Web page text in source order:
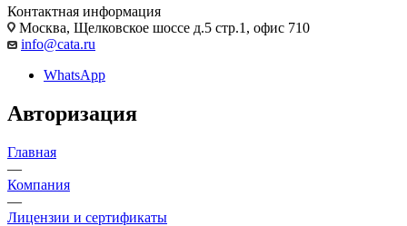
Контактная информация
Москва, Щелковское шоссе д.5 стр.1, офис 710
info@cata.ru
WhatsApp
Авторизация
Главная
—
Компания
—
Лицензии и сертификаты